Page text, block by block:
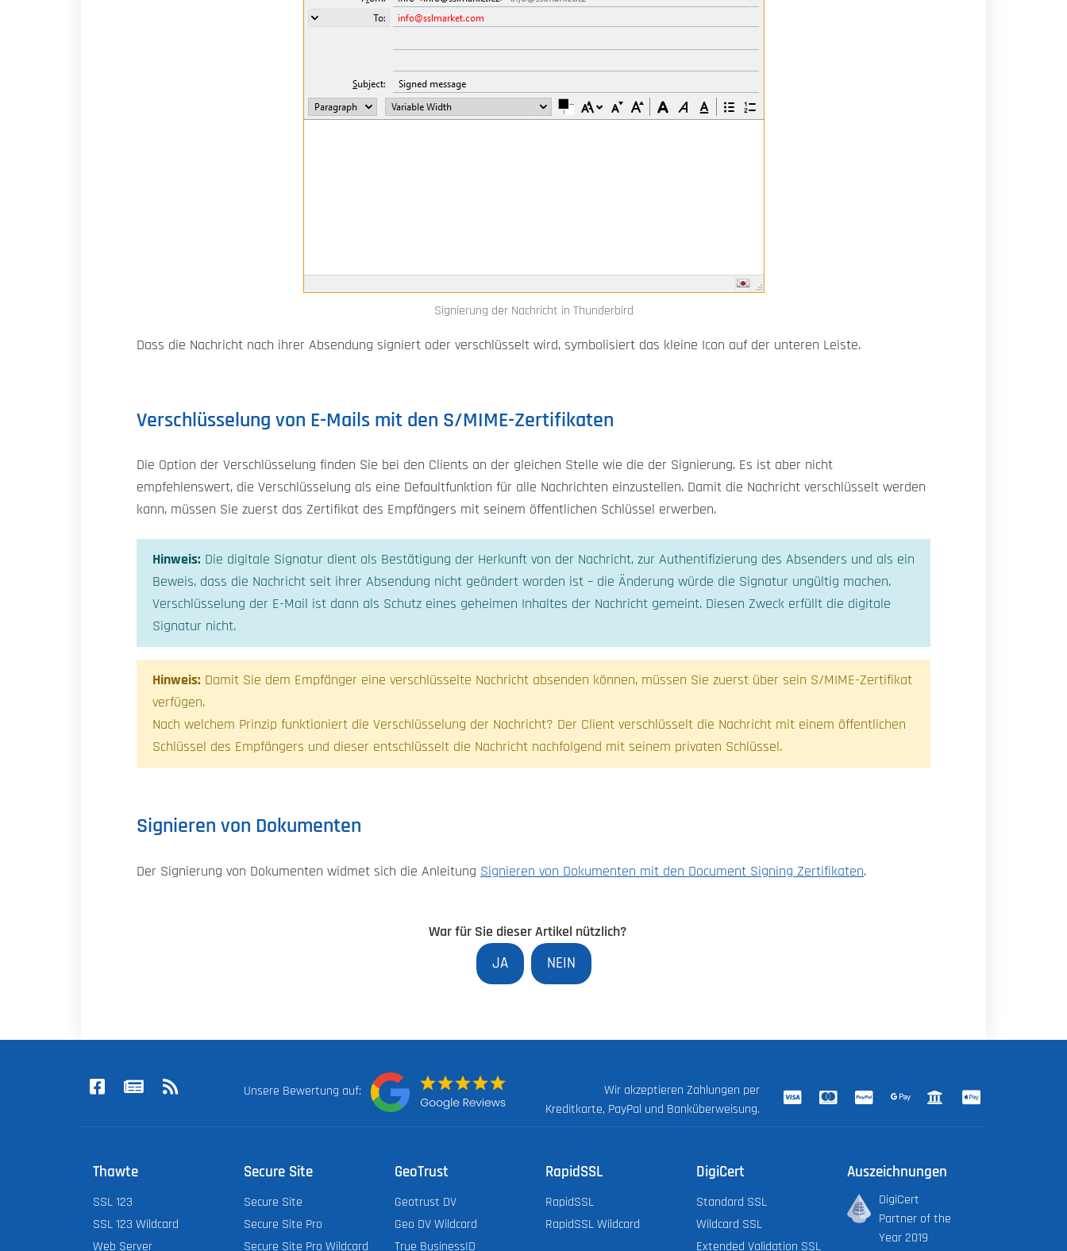
Signierung der Nachricht in Thunderbird
Dass die Nachricht nach ihrer Absendung signiert oder verschlüsselt wird, symbolisiert das kleine Icon auf der unteren Leiste.
Verschlüsselung von E-Mails mit den S/MIME-Zertifikaten
Die Option der Verschlüsselung finden Sie bei den Clients an der gleichen Stelle wie die der Signierung. Es ist aber nicht
empfehlenswert, die Verschlüsselung als eine Defaultfunktion für alle Nachrichten einzustellen. Damit die Nachricht verschlüsselt werden
kann, müssen Sie zuerst das Zertifikat des Empfängers mit seinem öffentlichen Schlüssel erwerben.
Hinweis: Die digitale Signatur dient als Bestätigung der Herkunft von der Nachricht, zur Authentifizierung des Absenders und als ein
Beweis, dass die Nachricht seit ihrer Absendung nicht geändert worden ist – die Änderung würde die Signatur ungültig machen.
Verschlüsselung der E-Mail ist dann als Schutz eines geheimen Inhaltes der Nachricht gemeint. Diesen Zweck erfüllt die digitale
Signatur nicht.
Hinweis: Damit Sie dem Empfänger eine verschlüsselte Nachricht absenden können, müssen Sie zuerst über sein S/MIME-Zertifikat
verfügen.
Nach welchem Prinzip funktioniert die Verschlüsselung der Nachricht? Der Client verschlüsselt die Nachricht mit einem öffentlichen
Schlüssel des Empfängers und dieser entschlüsselt die Nachricht nachfolgend mit seinem privaten Schlüssel.
Signieren von Dokumenten
Der Signierung von Dokumenten widmet sich die Anleitung Signieren von Dokumenten mit den Document Signing Zertifikaten.
War für Sie dieser Artikel nützlich?
JA NEIN
Unsere Bewertung auf:
Wir akzeptieren Zahlungen per
Kreditkarte, PayPal und Banküberweisung.
Thawte
SSL 123
SSL 123 Wildcard
Web Server
Secure Site
Secure Site
Secure Site Pro
Secure Site Pro Wildcard
GeoTrust
Geotrust DV
Geo DV Wildcard
True BusinessID
RapidSSL
RapidSSL
RapidSSL Wildcard
DigiCert
Standard SSL
Wildcard SSL
Extended Validation SSL
Auszeichnungen
DigiCert
Partner of the
Year 2019